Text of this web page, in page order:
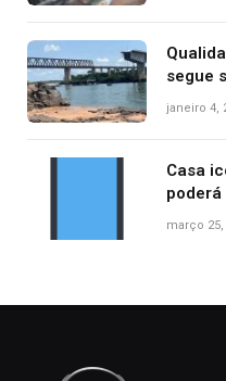
segue
janeiro 4,
Casa
março 25,